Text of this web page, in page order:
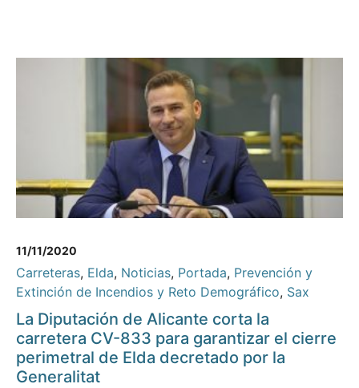
11/11/2020
Carreteras, Elda, Noticias, Portada, Prevención y
Extinción de Incendios y Reto Demográfico, Sax
La Diputación de Alicante corta la
carretera CV-833 para garantizar el cierre
perimetral de Elda decretado por la
Generalitat